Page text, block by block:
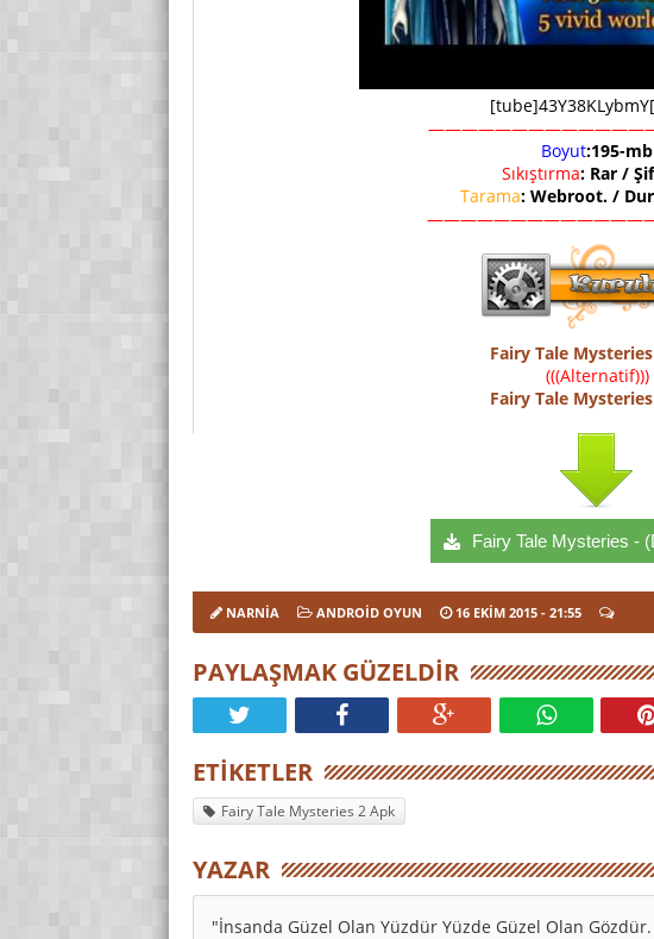
Boyut:195-mb
Sıkıştırma: Rar /
Tarama: Webroot. /
Fairy Tale
(((Alternatif)))
Fairy Tale
Fairy Tale Mysteries -
NARNIA ANDROID OYUN 16 EKIM 2015 - 21:55
PAYLAŞMAK GÜZELDIR
ETIKETLER
Fairy Tale Mysteries 2 Apk
YAZAR
"İnsanda Güzel Olan Yüzdür Yüzde Güzel Olan